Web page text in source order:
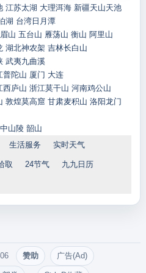
江苏太湖 大理洱海 新疆天山天池
湖 台湾日月潭
山 五台山 雁荡山 衡山 阿里山
湖北神农架 吉林长白山
武夷九曲溪
普陀山 厦门 大连
西庐山 浙江莫干山 河南鸡公山
敦煌莫高窟 甘肃麦积山 洛阳龙门
中山陵 韶山
生活服务 实时天气
取 24节气 九九日历
06 赞助 广告(Ad)